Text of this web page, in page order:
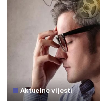
Aktuelne vijesti